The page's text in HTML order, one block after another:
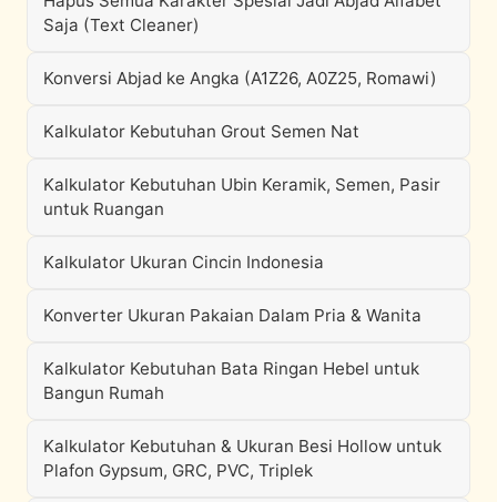
Saja (Text Cleaner)
Konversi Abjad ke Angka (A1Z26, A0Z25, Romawi)
Kalkulator Kebutuhan Grout Semen Nat
Kalkulator Kebutuhan Ubin Keramik, Semen, Pasir
untuk Ruangan
Kalkulator Ukuran Cincin Indonesia
Konverter Ukuran Pakaian Dalam Pria & Wanita
Kalkulator Kebutuhan Bata Ringan Hebel untuk
Bangun Rumah
Kalkulator Kebutuhan & Ukuran Besi Hollow untuk
Plafon Gypsum, GRC, PVC, Triplek